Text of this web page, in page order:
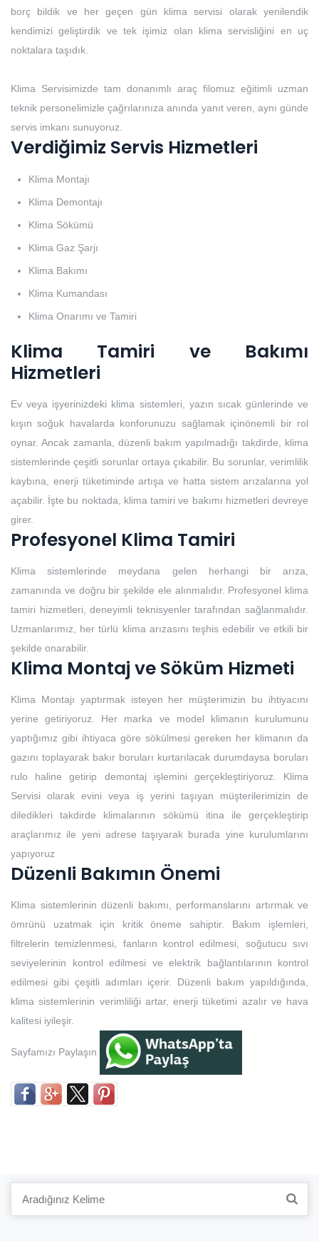
borç bildik ve her geçen gün klima servisi olarak yenilendik
kendimizi geliştirdik ve tek işimiz olan klima servisliğini en uç
noktalara taşıdık.
Klima Servisimizde tam donanımlı araç filomuz eğitimli uzman
teknik personelimizle çağrılarınıza anında yanıt veren, aynı günde
servis imkanı sunuyoruz.
Verdiğimiz Servis Hizmetleri
Klima Montajı
Klima Demontajı
Klima Sökümü
Klima Gaz Şarjı
Klima Bakımı
Klima Kumandası
Klima Onarımı ve Tamiri
Klima Tamiri ve Bakımı
Hizmetleri
Ev veya işyerinizdeki klima sistemleri, yazın sıcak günlerinde ve
kışın soğuk havalarda konforunuzu sağlamak içinönemli bir rol
oynar. Ancak zamanla, düzenli bakım yapılmadığı takdirde, klima
sistemlerinde çeşitli sorunlar ortaya çıkabilir. Bu sorunlar, verimlilik
kaybına, enerji tüketiminde artışa ve hatta sistem arızalarına yol
açabilir. İşte bu noktada, klima tamiri ve bakımı hizmetleri devreye
girer.
Profesyonel Klima Tamiri
Klima sistemlerinde meydana gelen herhangi bir arıza,
zamanında ve doğru bir şekilde ele alınmalıdır. Profesyonel klima
tamiri hizmetleri, deneyimli teknisyenler tarafından sağlanmalıdır.
Uzmanlarımız, her türlü klima arızasını teşhis edebilir ve etkili bir
şekilde onarabilir.
Klima Montaj ve Söküm Hizmeti
Klima Montajı yaptırmak isteyen her müşterimizin bu ihtiyacını
yerine getiriyoruz. Her marka ve model klimanın kurulumunu
yaptığımız gibi ihtiyaca göre sökülmesi gereken her klimanın da
gazını toplayarak bakır boruları kurtarılacak durumdaysa boruları
rulo haline getirip demontaj işlemini gerçekleştiriyoruz. Klima
Servisi olarak evini veya iş yerini taşıyan müşterilerimizin de
diledikleri takdirde klimalarının sökümü itina ile gerçekleştirip
araçlarımız ile yeni adrese taşıyarak burada yine kurulumlarını
yapıyoruz
Düzenli Bakımın Önemi
Klima sistemlerinin düzenli bakımı, performanslarını artırmak ve
ömrünü uzatmak için kritik öneme sahiptir. Bakım işlemleri,
filtrelerin temizlenmesi, fanların kontrol edilmesi, soğutucu sıvı
seviyelerinin kontrol edilmesi ve elektrik bağlantılarının kontrol
edilmesi gibi çeşitli adımları içerir. Düzenli bakım yapıldığında,
klima sistemlerinin verimliliği artar, enerji tüketimi azalır ve hava
kalitesi iyileşir.
Sayfamızı Paylaşın